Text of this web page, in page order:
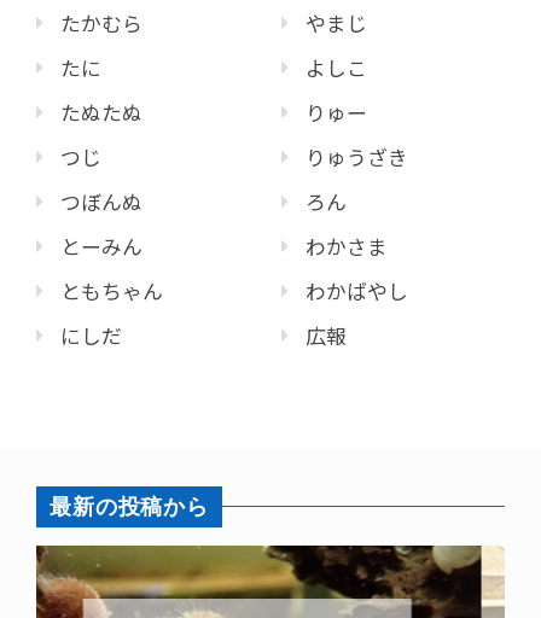
たかむら
たに
たぬたぬ
つじ
つぼんぬ
とーみん
ともちゃん
にしだ
やまじ
よしこ
りゅー
りゅうざき
ろん
わかさま
わかばやし
広報
最新の投稿から